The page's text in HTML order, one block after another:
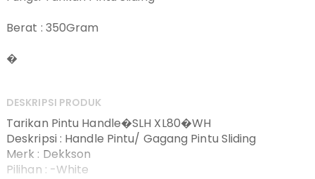
Berat : 350Gram
�
DESKRIPSI PRODUK
Tarikan Pintu Handle�SLH XL80�WH
Deskripsi : Handle Pintu/ Gagang Pintu Sliding
Merk : Dekkson
Pilihan : -White